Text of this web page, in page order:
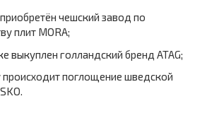
чешский завод по
плит MORA;
выкуплен голландский бренд ATAG;
происходит поглощение шведской